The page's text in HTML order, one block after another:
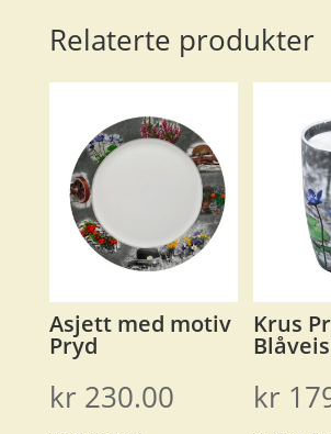
Relaterte produkter
Asjett med motiv
Pryd
kr 230.00
Krus
Blåveis
kr